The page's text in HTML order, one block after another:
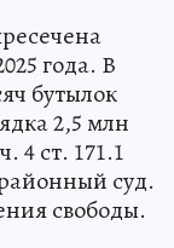
года. В
бутылок
2,5 млн
4 ст. 171.1
суд.
свободы.